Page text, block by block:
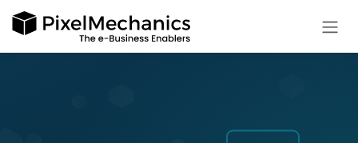
Zum Inhalt springen